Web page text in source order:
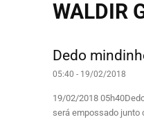
WALDIR
Dedo
05:40 - 19/02/2018
19/02/2018
será empossado junto